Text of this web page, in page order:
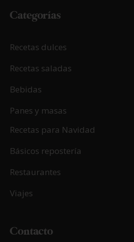
Categorías
Recetas dulces
Recetas saladas
Bebidas
Panes y masas
Recetas para Navidad
Básicos repostería
Restaurantes
Viajes
Contacto